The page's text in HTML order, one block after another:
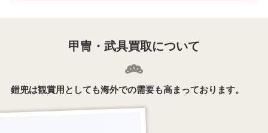
甲冑・武具買取について
鎧兜は観賞用としても海外での需要も高まっております。